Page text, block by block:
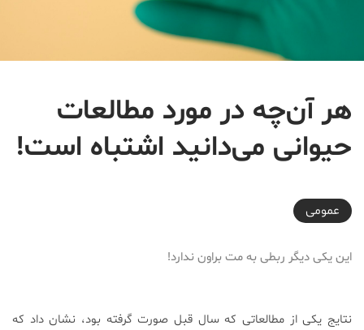
هر آن‌چه در مورد مطالعات
حیوانی می‌دانید اشتباه است!
2025-11-23T14:53:45+03:30
عمومی
این یکی دیگر ربطی به مت براون ندارد!
نتایج یکی از مطالعاتی که سال قبل صورت گرفته بود، نشان داد که